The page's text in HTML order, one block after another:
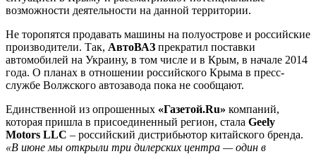
возможности деятельности на данной территории.
Не торопятся продавать машины на полуострове и российские
производители. Так, АвтоВАЗ прекратил поставки
автомобилей на Украину, в том числе и в Крым, в начале 2014
года. О планах в отношении российского Крыма в пресс-
службе Волжского автозавода пока не сообщают.
Единственной из опрошенных «Газетой.Ru» компаний,
которая пришла в присоединенный регион, стала Geely
Motors LLC – российский дистрибьютор китайского бренда.
«В июне мы открыли три дилерских центра — один в